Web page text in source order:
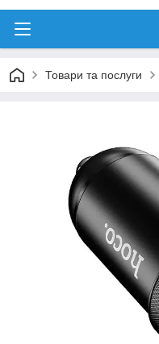
Товари та послуги